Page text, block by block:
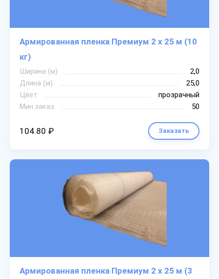
Армированная пленка Премиум 2 х 25 м (10
кг)
Ширина (м)
2,0
Длина (м)
25,0
Цвет
прозрачный
Мин.заказ
50
104.80 ₽ Заказать
Армированная пленка Премиум 2 х 25 м (3